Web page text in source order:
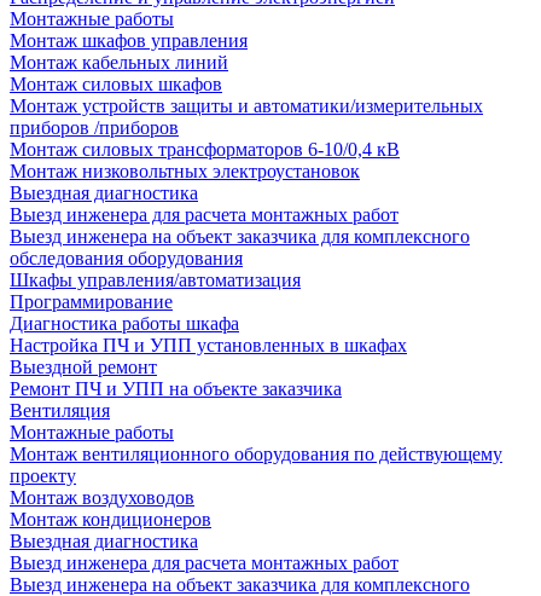
Монтажные работы
Монтаж шкафов управления
Монтаж кабельных линий
Монтаж силовых шкафов
Монтаж устройств защиты и автоматики/измерительных
приборов /приборов
Монтаж силовых трансформаторов 6-10/0,4 кВ
Монтаж низковольтных электроустановок
Выездная диагностика
Выезд инженера для расчета монтажных работ
Выезд инженера на объект заказчика для комплексного
обследования оборудования
Шкафы управления/автоматизация
Программирование
Диагностика работы шкафа
Настройка ПЧ и УПП установленных в шкафах
Выездной ремонт
Ремонт ПЧ и УПП на объекте заказчика
Вентиляция
Монтажные работы
Монтаж вентиляционного оборудования по действующему
проекту
Монтаж воздуховодов
Монтаж кондиционеров
Выездная диагностика
Выезд инженера для расчета монтажных работ
Выезд инженера на объект заказчика для комплексного